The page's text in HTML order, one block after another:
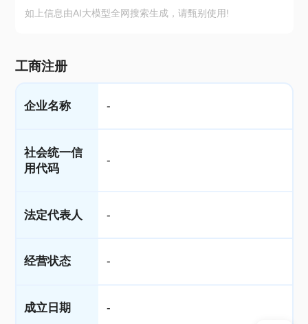
如上信息由AI大模型全网搜索生成，请甄别使用!
工商注册
企业名称 -
社会统一信
用代码
-
法定代表人 -
经营状态 -
成立日期 -